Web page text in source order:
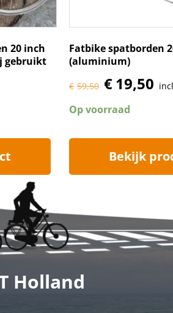
20 inch
gebruikt
Fatbike spatborden
(aluminium)
€ 59,50 €19,50
Op voorraad
Bekijk
Holland